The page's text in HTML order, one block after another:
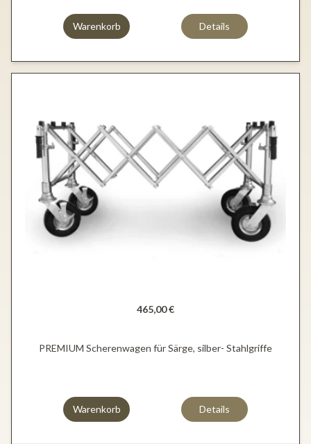
Warenkorb Details
465,00 €
PREMIUM Scherenwagen für Särge, silber- Stahlgriffe
Warenkorb Details